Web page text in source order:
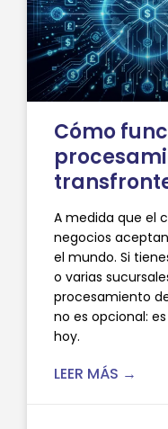
Cómo
A medida que el
negocios
el mundo. Si
o varias
procesamiento
no es opcional:
hoy.
LEER MÁS →